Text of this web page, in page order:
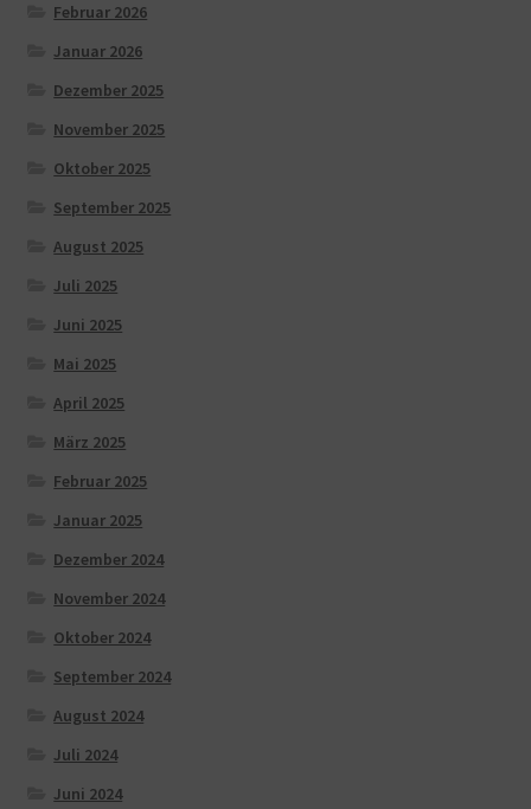
Februar 2026
Januar 2026
Dezember 2025
November 2025
Oktober 2025
September 2025
August 2025
Juli 2025
Juni 2025
Mai 2025
April 2025
März 2025
Februar 2025
Januar 2025
Dezember 2024
November 2024
Oktober 2024
September 2024
August 2024
Juli 2024
Juni 2024